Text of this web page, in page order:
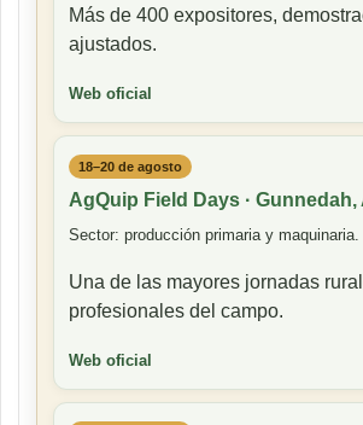
Más de 400 expositores,
ajustados.
Web oficial
18–20 de agosto
AgQuip Field Days ·
Sector: producción primaria y maquinaria.
Una de las mayores jornadas
profesionales del campo.
Web oficial